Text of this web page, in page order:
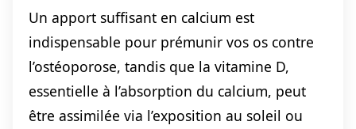
Un apport suffisant en calcium est
indispensable pour prémunir vos os contre
l’ostéoporose, tandis que la vitamine D,
essentielle à l’absorption du calcium, peut
être assimilée via l’exposition au soleil ou